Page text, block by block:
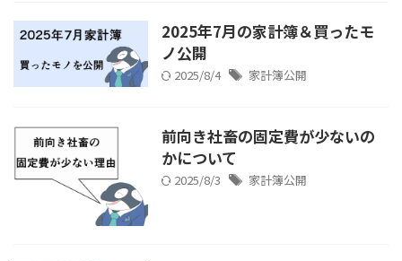
2025年7月の家計簿＆買ったモ
ノ公開
2025/8/4 家計簿公開
前向き社畜の固定費が少ないの
かについて
2025/8/3 家計簿公開